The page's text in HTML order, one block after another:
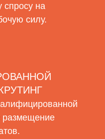
спросу на
силу.
размещение